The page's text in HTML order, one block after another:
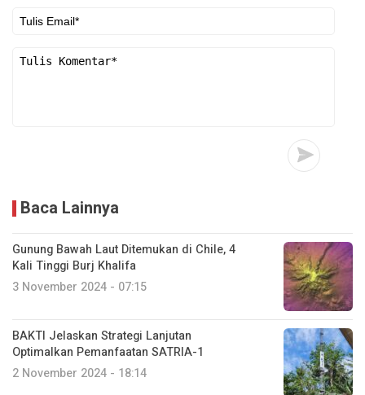
Baca Lainnya
Gunung Bawah Laut Ditemukan di Chile, 4
Kali Tinggi Burj Khalifa
3 November 2024 - 07:15
BAKTI Jelaskan Strategi Lanjutan
Optimalkan Pemanfaatan SATRIA-1
2 November 2024 - 18:14